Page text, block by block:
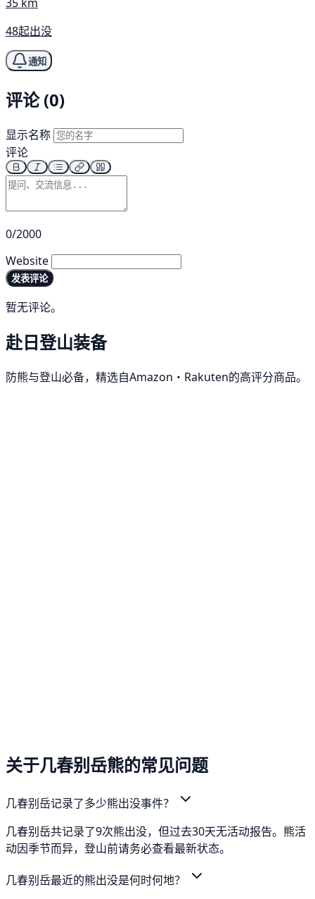
48起出没
通知
评论 (0)
显示名称
评论
0/2000
Website
发表评论
暂无评论。
赴日登山装备
防熊与登山必备，精选自Amazon・Rakuten的高评分商品。
关于几春别岳熊的常见问题
几春别岳记录了多少熊出没事件？
几春别岳共记录了9次熊出没，但过去30天无活动报告。熊活
动因季节而异，登山前请务必查看最新状态。
几春别岳最近的熊出没是何时何地？